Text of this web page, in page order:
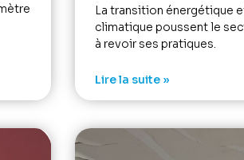
La transition énergétique
climatique poussent le
à revoir ses pratiques.
Lire la suite »